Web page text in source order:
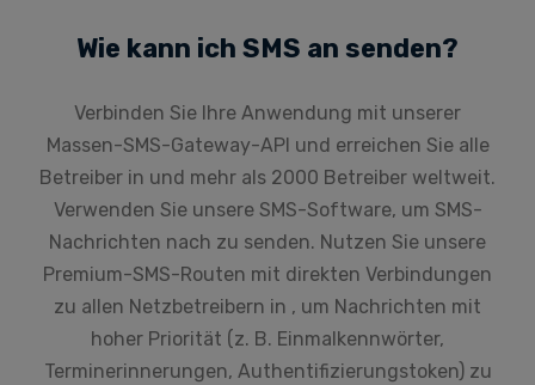
Wie kann ich SMS an senden?
Verbinden Sie Ihre Anwendung mit unserer
Massen-SMS-Gateway-API und erreichen Sie alle
Betreiber in und mehr als 2000 Betreiber weltweit.
Verwenden Sie unsere SMS-Software, um SMS-
Nachrichten nach zu senden. Nutzen Sie unsere
Premium-SMS-Routen mit direkten Verbindungen
zu allen Netzbetreibern in , um Nachrichten mit
hoher Priorität (z. B. Einmalkennwörter,
Terminerinnerungen, Authentifizierungstoken) zu